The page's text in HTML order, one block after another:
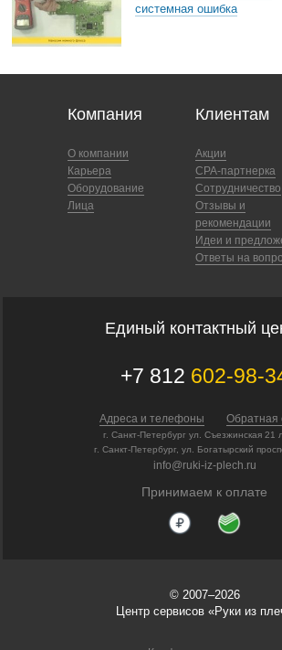
системная ошибка
Компания
О компании
Карьера
Оборудование
Лица
Клиентам
Акции
CPA-партнерка
Сотрудничество
Отзывы и
рекомендации
Идеи и
Ответы на
Единый контактный
+7 812 602-98-
Адреса и телефоны Обратная
г. Санкт-Петербург ул. Съезжинская 21
г. Санкт-Петербург, ул. Богатырский
info@ruki-iz-plech.ru
Принимаем к оплате
© 2007–2026
Центр сервисов «Руки из